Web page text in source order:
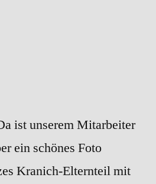
ist unserem Mitarbeiter
ein schönes Foto
Kranich-Elternteil mit